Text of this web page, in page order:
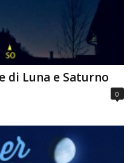
di Luna e Saturno
0